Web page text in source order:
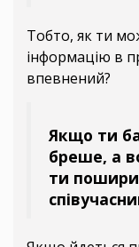
Тобто, як ти
інформацію в
впевнений?
Якщо ти
бреше, а
ти